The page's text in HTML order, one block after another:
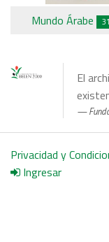
Mundo Árabe
El
Privacidad y
Ingresar